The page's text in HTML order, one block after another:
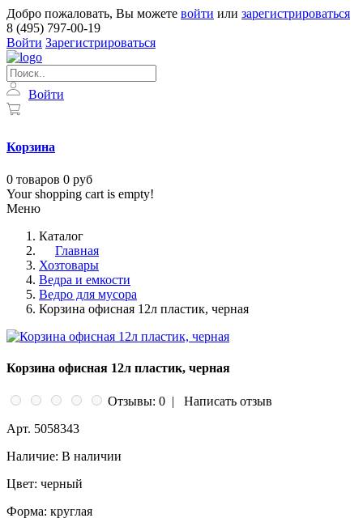
Добро пожаловать, Вы можете войти или зарегистрироваться
8 (495) 797-00-19
Войти Зарегистрироваться
Войти
Корзина
0 товаров 0 руб
Your shopping cart is empty!
Меню
Каталог
Главная
Хозтовары
Ведра и емкости
Ведро для мусора
Корзина офисная 12л пластик, черная
Корзина офисная 12л пластик, черная
Отзывы: 0 |
Написать отзыв
Арт. 5058343
Наличие: В наличии
Цвет: черный
Форма: круглая